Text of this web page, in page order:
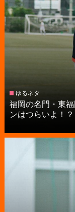
ゆるネタ
福岡の名門・東
ンはつらいよ！